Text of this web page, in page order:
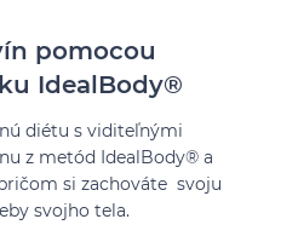
pomocou
IdealBody®
diétu s viditeľnými
z metód IdealBody® a
si zachováte svoju
svojho tela.